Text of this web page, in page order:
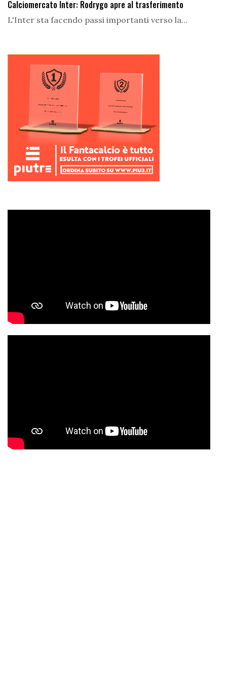
Calciomercato Inter: Rodrygo apre al trasferimento
L'Inter sta facendo passi importanti verso la...